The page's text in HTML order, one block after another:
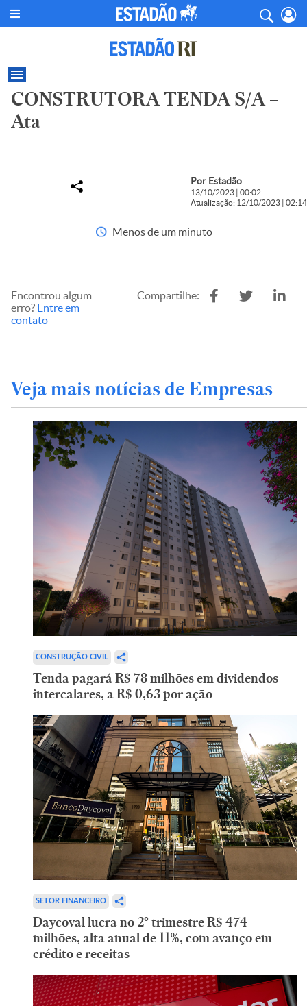
CONSTRUTORA TENDA S/A –
Ata
Por Estadão
13/10/2023 | 00:02
Atualização: 12/10/2023 | 02:14
Menos de um minuto
Encontrou algum
erro? Entre em
contato
Compartilhe:
Veja mais notícias de Empresas
CONSTRUÇÃO CIVIL
Tenda pagará R$ 78 milhões em dividendos
intercalares, a R$ 0,63 por ação
SETOR FINANCEIRO
Daycoval lucra no 2º trimestre R$ 474
milhões, alta anual de 11%, com avanço em
crédito e receitas